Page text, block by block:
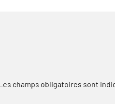
champs obligatoires sont